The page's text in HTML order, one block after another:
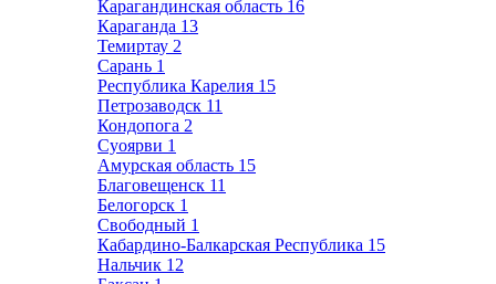
Карагандинская область 16
Караганда 13
Темиртау 2
Сарань 1
Республика Карелия 15
Петрозаводск 11
Кондопога 2
Суоярви 1
Амурская область 15
Благовещенск 11
Белогорск 1
Свободный 1
Кабардино-Балкарская Республика 15
Нальчик 12